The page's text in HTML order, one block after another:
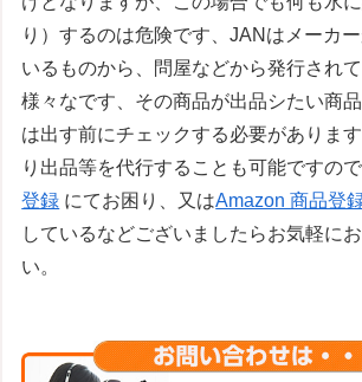
り）するのは危険です、JANはメーカ
いるものから、問屋などから発行され
様々なです、その商品が出品シたい商
は出す前にチェックする必要がありま
り出品等を代行することも可能ですの
登録 にてお困り、又はAmazon 商品登
しているなどございましたらお気軽に
い。